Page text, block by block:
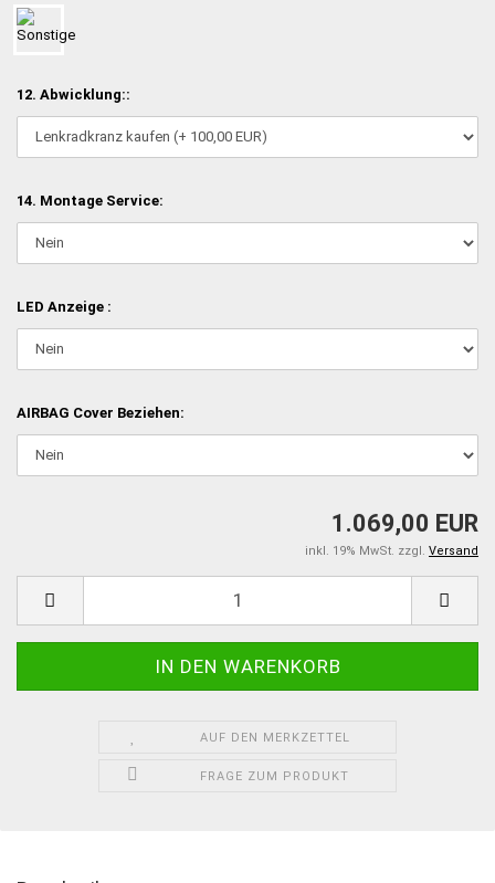
12. Abwicklung::
14. Montage Service:
LED Anzeige :
AIRBAG Cover Beziehen:
1.069,00 EUR
inkl. 19% MwSt. zzgl. Versand
AUF DEN MERKZETTEL
FRAGE ZUM PRODUKT